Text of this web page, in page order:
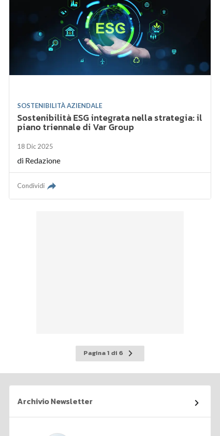
SOSTENIBILITÀ AZIENDALE
Sostenibilità ESG integrata nella strategia: il
piano triennale di Var Group
18 Dic 2025
di Redazione
Condividi
Pagina 1 di 6
Pagina
successiva
Archivio Newsletter